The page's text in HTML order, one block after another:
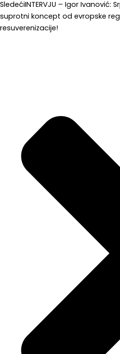
SledećiINTERVJU – Igor Ivanović:
suprotni koncept od evropske
resuverenizacije!